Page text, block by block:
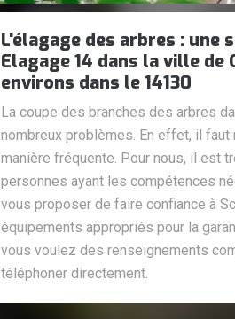
L'élagage des arbres : une
Elagage 14 dans la ville
environs dans le 14130
La coupe des branches des arbres
nombreux problèmes. En effet, il
manière fréquente. Pour nous, il est
personnes ayant les compétences
vous proposer de faire confiance à
équipements appropriés pour la
vous voulez des renseignements
téléphoner directement.